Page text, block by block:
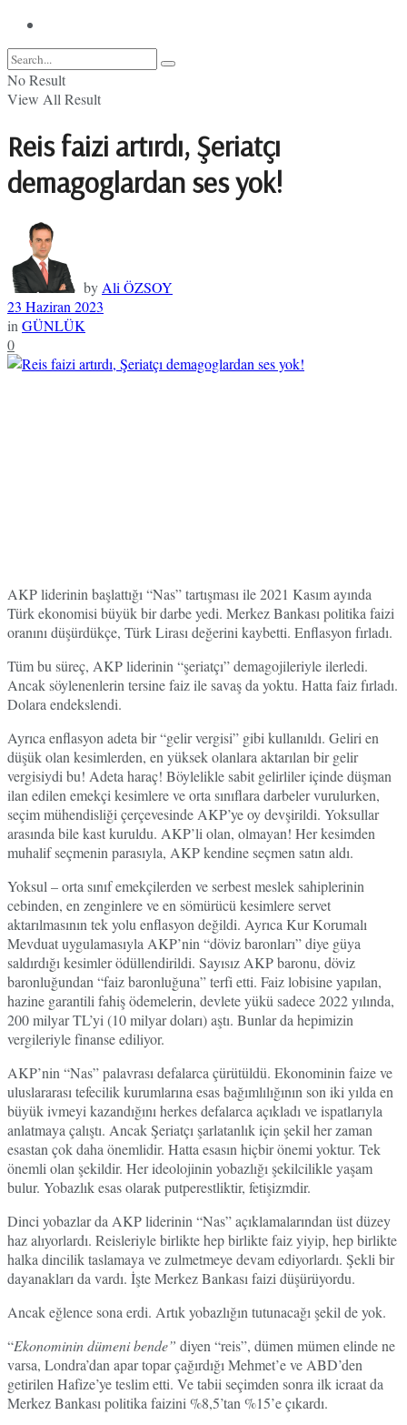
No Result
View All Result
Reis faizi artırdı, Şeriatçı
demagoglardan ses yok!
by Ali ÖZSOY
23 Haziran 2023
in GÜNLÜK
0
AKP liderinin başlattığı “Nas” tartışması ile 2021 Kasım ayında
Türk ekonomisi büyük bir darbe yedi. Merkez Bankası politika faizi
oranını düşürdükçe, Türk Lirası değerini kaybetti. Enflasyon fırladı.
Tüm bu süreç, AKP liderinin “şeriatçı” demagojileriyle ilerledi.
Ancak söylenenlerin tersine faiz ile savaş da yoktu. Hatta faiz fırladı.
Dolara endekslendi.
Ayrıca enflasyon adeta bir “gelir vergisi” gibi kullanıldı. Geliri en
düşük olan kesimlerden, en yüksek olanlara aktarılan bir gelir
vergisiydi bu! Adeta haraç! Böylelikle sabit gelirliler içinde düşman
ilan edilen emekçi kesimlere ve orta sınıflara darbeler vurulurken,
seçim mühendisliği çerçevesinde AKP’ye oy devşirildi. Yoksullar
arasında bile kast kuruldu. AKP’li olan, olmayan! Her kesimden
muhalif seçmenin parasıyla, AKP kendine seçmen satın aldı.
Yoksul – orta sınıf emekçilerden ve serbest meslek sahiplerinin
cebinden, en zenginlere ve en sömürücü kesimlere servet
aktarılmasının tek yolu enflasyon değildi. Ayrıca Kur Korumalı
Mevduat uygulamasıyla AKP’nin “döviz baronları” diye güya
saldırdığı kesimler ödüllendirildi. Sayısız AKP baronu, döviz
baronluğundan “faiz baronluğuna” terfi etti. Faiz lobisine yapılan,
hazine garantili fahiş ödemelerin, devlete yükü sadece 2022 yılında,
200 milyar TL’yi (10 milyar doları) aştı. Bunlar da hepimizin
vergileriyle finanse ediliyor.
AKP’nin “Nas” palavrası defalarca çürütüldü. Ekonominin faize ve
uluslararası tefecilik kurumlarına esas bağımlılığının son iki yılda en
büyük ivmeyi kazandığını herkes defalarca açıkladı ve ispatlarıyla
anlatmaya çalıştı. Ancak Şeriatçı şarlatanlık için şekil her zaman
esastan çok daha önemlidir. Hatta esasın hiçbir önemi yoktur. Tek
önemli olan şekildir. Her ideolojinin yobazlığı şekilcilikle yaşam
bulur. Yobazlık esas olarak putperestliktir, fetişizmdir.
Dinci yobazlar da AKP liderinin “Nas” açıklamalarından üst düzey
haz alıyorlardı. Reisleriyle birlikte hep birlikte faiz yiyip, hep birlikte
halka dincilik taslamaya ve zulmetmeye devam ediyorlardı. Şekli bir
dayanakları da vardı. İşte Merkez Bankası faizi düşürüyordu.
Ancak eğlence sona erdi. Artık yobazlığın tutunacağı şekil de yok.
“Ekonominin dümeni bende” diyen “reis”, dümen mümen elinde ne
varsa, Londra’dan apar topar çağırdığı Mehmet’e ve ABD’den
getirilen Hafize’ye teslim etti. Ve tabii seçimden sonra ilk icraat da
Merkez Bankası politika faizini %8,5’tan %15’e çıkardı.